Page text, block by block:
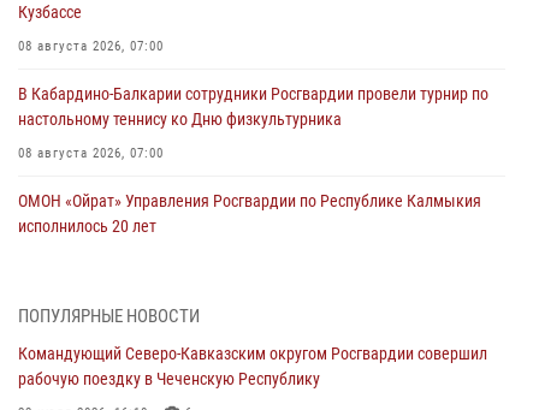
Кузбассе
08 августа 2026, 07:00
В Кабардино-Балкарии сотрудники Росгвардии провели турнир по
настольному теннису ко Дню физкультурника
08 августа 2026, 07:00
ОМОН «Ойрат» Управления Росгвардии по Республике Калмыкия
исполнилось 20 лет
Военнослужащие Софринской бригады Росгвардии встретились с
дорогой к Победе в СВО» (видео)
08 августа 2026, 07:00
ПОПУЛЯРНЫЕ НОВОСТИ
Командующий Северо-Кавказским округом Росгвардии совершил
рабочую поездку в Чеченскую Республику